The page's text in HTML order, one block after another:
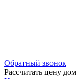
Обратный звонок
Рассчитать цену